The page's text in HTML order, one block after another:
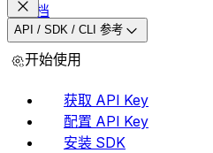
文档
API / SDK / CLI 参考
开始使用
获取 API Key
配置 API Key
安装 SDK